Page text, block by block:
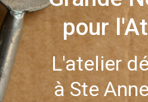
pour
L'atelier
à Ste